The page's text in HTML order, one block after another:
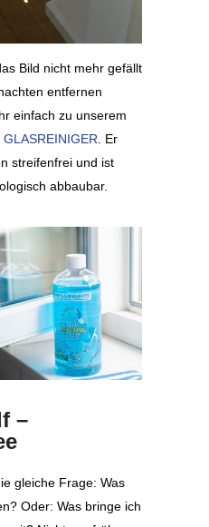
Bild nicht mehr gefällt
entfernen
einfach zu unserem
. Er
streifenfrei und ist
abbaubar.
–
gleiche Frage: Was
Oder: Was bringe ich